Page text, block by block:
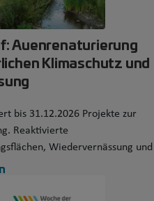
Auenrenaturierung
Klimaschutz und
bis 31.12.2026 Projekte zur
Reaktivierte
Wiedervernässung und